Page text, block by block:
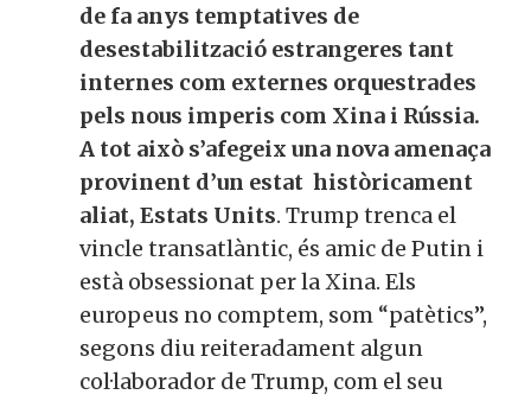
de fa anys temptatives de
desestabilització estrangeres tant
internes com externes orquestrades
pels nous imperis com Xina i Rússia.
A tot això s’afegeix una nova amenaça
provinent d’un estat històricament
aliat, Estats Units. Trump trenca el
vincle transatlàntic, és amic de Putin i
està obsessionat per la Xina. Els
europeus no comptem, som “patètics”,
segons diu reiteradament algun
col·laborador de Trump, com el seu